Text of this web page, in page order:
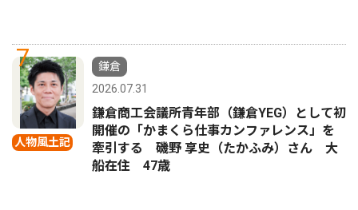
7
人物風土記
鎌倉
2026.07.31
鎌倉商工会議所青年部（鎌倉YEG）として初
開催の「かまくら仕事カンファレンス」を
牽引する 磯野 享史（たかふみ）さん 大
船在住 47歳